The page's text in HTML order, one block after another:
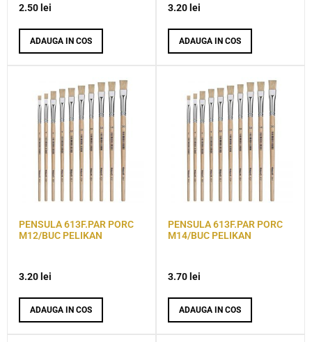
2.50 lei
ADAUGA IN COS
3.20 lei
ADAUGA IN COS
PENSULA 613F.PAR PORC
M12/BUC PELIKAN
3.20 lei
ADAUGA IN COS
PENSULA 613F.PAR PORC
M14/BUC PELIKAN
3.70 lei
ADAUGA IN COS